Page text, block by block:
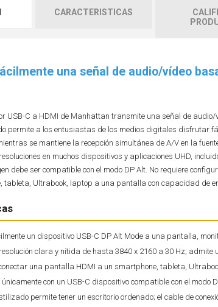
CARACTERISTICAS
una señal de audio/vídeo
USB-C a HDMI de Manhattan transmite una señal de
permite a los entusiastas de los medios digitales disfrutar
se mantiene la recepción simultánea de A/V en la
en muchos dispositivos y aplicaciones UHD,
debe ser compatible con el modo DP Alt. No requiere
tableta, Ultrabook, laptop a una pantalla con capacidad de
un dispositivo USB-C DP Alt Mode a una pantalla,
clara y nítida de hasta 3840 x 2160 a 30 Hz; admite
una pantalla HDMI a un smartphone, tableta,
con un USB-C dispositivo compatible con el modo
permite tener un escritorio ordenado; el cable de